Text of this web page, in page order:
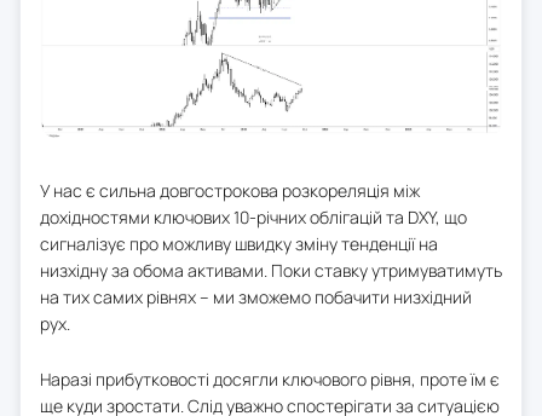
У нас є сильна довгострокова розкореляція між
дохідностями ключових 10-річних облігацій та DXY, що
сигналізує про можливу швидку зміну тенденції на
низхідну за обома активами. Поки ставку утримуватимуть
на тих самих рівнях – ми зможемо побачити низхідний
рух.
Наразі прибутковості досягли ключового рівня, проте їм є
ще куди зростати. Слід уважно спостерігати за ситуацією